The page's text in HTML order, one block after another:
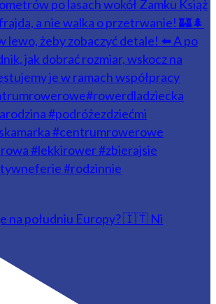
na południu Europy? 🇮🇹 Ni